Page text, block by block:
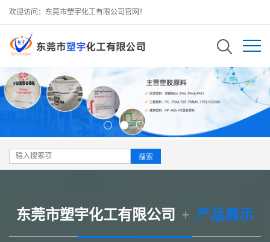
欢迎访问：东莞市塑宇化工有限公司官网！
东莞市塑宇化工有限公司 + 产品展示